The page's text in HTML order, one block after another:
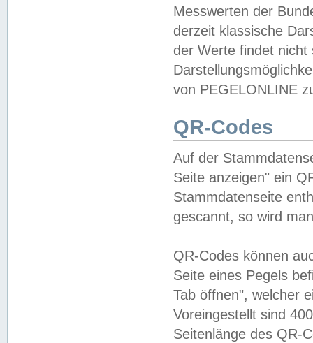
Messwerten der
derzeit klassische
der Werte findet
von PEGELONLINE
QR-Codes
Auf der
Seite anzeigen" ein
Stammdatenseite
gescannt, so wird
QR-Codes können
Seite eines Pegels
Tab öffnen", welcher
Voreingestellt sind
Seitenlänge des QR-